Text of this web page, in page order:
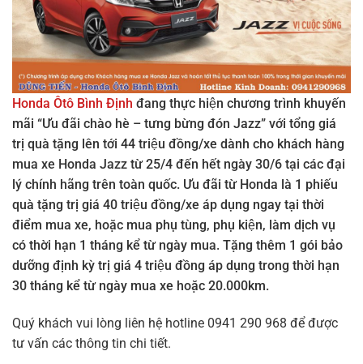
Honda Ôtô Bình Định đang thực hiện chương trình khuyến
mãi “Ưu đãi chào hè – tưng bừng đón Jazz” với tổng giá
trị quà tặng lên tới 44 triệu đồng/xe dành cho khách hàng
mua xe Honda Jazz từ 25/4 đến hết ngày 30/6 tại các đại
lý chính hãng trên toàn quốc. Ưu đãi từ Honda là 1 phiếu
quà tặng trị giá 40 triệu đồng/xe áp dụng ngay tại thời
điểm mua xe, hoặc mua phụ tùng, phụ kiện, làm dịch vụ
có thời hạn 1 tháng kể từ ngày mua. Tặng thêm 1 gói bảo
dưỡng định kỳ trị giá 4 triệu đồng áp dụng trong thời hạn
30 tháng kể từ ngày mua xe hoặc 20.000km.
Quý khách vui lòng liên hệ hotline 0941 290 968 để được
tư vấn các thông tin chi tiết.